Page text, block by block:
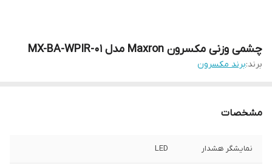
چشمی وزنی مکسرون Maxron مدل MX-BA-WPIR-01
برند:برند مکسرون
مشخصات
نمایشگر هشدار LED